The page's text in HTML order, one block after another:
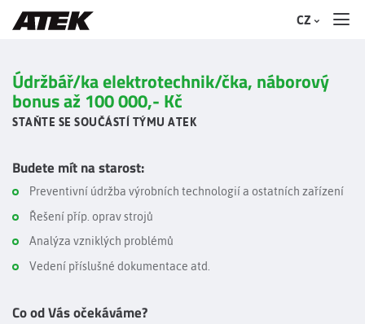
CZ
Údržbář/ka elektrotechnik/čka, náborový
bonus až 100 000,- Kč
STAŇTE SE SOUČÁSTÍ TÝMU ATEK
Budete mít na starost:
Preventivní údržba výrobních technologií a ostatních zařízení
Řešení příp. oprav strojů
Analýza vzniklých problémů
Vedení příslušné dokumentace atd.
Co od Vás očekáváme?